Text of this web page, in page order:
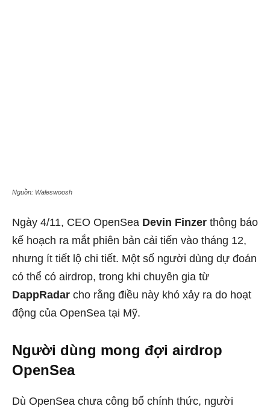
Nguồn: Waleswoosh
Ngày 4/11, CEO OpenSea Devin Finzer thông báo
kế hoạch ra mắt phiên bản cải tiến vào tháng 12,
nhưng ít tiết lộ chi tiết. Một số người dùng dự đoán
có thể có airdrop, trong khi chuyên gia từ
DappRadar cho rằng điều này khó xảy ra do hoạt
động của OpenSea tại Mỹ.
Người dùng mong đợi airdrop
OpenSea
Dù OpenSea chưa công bố chính thức, người